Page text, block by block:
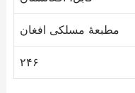
مطبعهٔ مسلکی افغان
۲۴۶